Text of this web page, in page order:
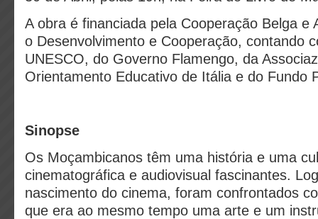
A obra é financiada pela Cooperação Belga e
o Desenvolvimento e Cooperação, contando
UNESCO, do Governo Flamengo, da
Orientamento Educativo de Itália e do Fundo
Sinopse
Os Moçambicanos têm uma história e uma
cinematográfica e audiovisual fascinantes.
nascimento do cinema, foram confrontados
que era ao mesmo tempo uma arte e um